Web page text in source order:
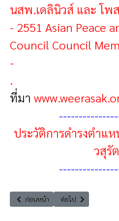
นสพ.เดลินิวส์ และ โพ
- 2551 Asian Peace
Council Council
-
.
ที่มา
ประวัติการดำรงตำแ
วสุรั
เนื้อหาก่อนหน้า: 2565 กรรมาธิการ
ก่อนหน้า เนื้อหาถัดไป: 2560
ต่อไป